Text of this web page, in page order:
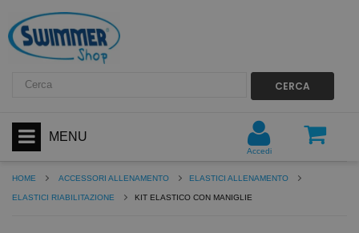
CERCA
MENU
Accedi
HOME ACCESSORI ALLENAMENTO ELASTICI ALLENAMENTO
ELASTICI RIABILITAZIONE KIT ELASTICO CON MANIGLIE